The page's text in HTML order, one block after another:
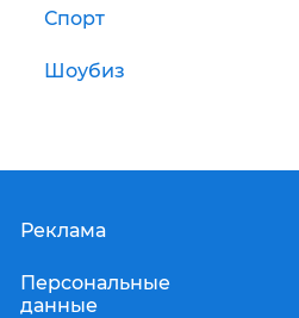
Спорт
Шоубиз
Реклама
Персональные
данные